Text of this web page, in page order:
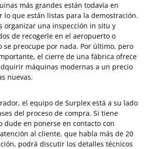
más grandes están todavía en
lo que están listas para la demostración.
organizar una inspección in situ y
de recogerle en el aeropuerto o
se preocupe por nada. Por último, pero
el cierre de una fábrica ofrece
máquinas modernas a un precio
nuevas.
el equipo de Surplex está a su lado
del proceso de compra. Si tiene
dude en ponerse en contacto con
al cliente, que habla más de 20
podrá discutir los detalles técnicos